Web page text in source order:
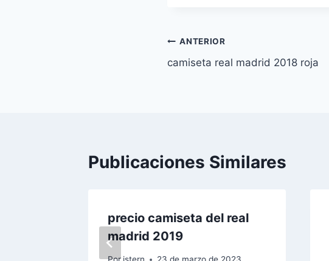
Navegación
de
ANTERIOR
camiseta real madrid 2018 roja
Publicaciones Similares
precio camiseta del real
madrid 2019